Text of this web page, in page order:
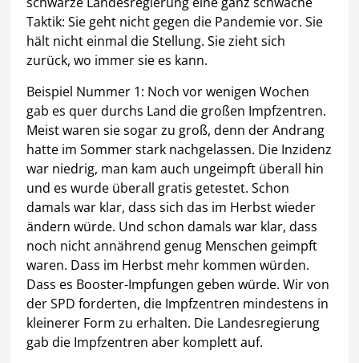
Taktik: Sie geht nicht gegen die Pandemie vor. Sie
hält nicht einmal die Stellung. Sie zieht sich
zurück, wo immer sie es kann.
Beispiel Nummer 1: Noch vor wenigen Wochen
gab es quer durchs Land die großen Impfzentren.
Meist waren sie sogar zu groß, denn der Andrang
hatte im Sommer stark nachgelassen. Die Inzidenz
war niedrig, man kam auch ungeimpft überall hin
und es wurde überall gratis getestet. Schon
damals war klar, dass sich das im Herbst wieder
ändern würde. Und schon damals war klar, dass
noch nicht annährend genug Menschen geimpft
waren. Dass im Herbst mehr kommen würden.
Dass es Booster-Impfungen geben würde. Wir von
der SPD forderten, die Impfzentren mindestens in
kleinerer Form zu erhalten. Die Landesregierung
gab die Impfzentren aber komplett auf.